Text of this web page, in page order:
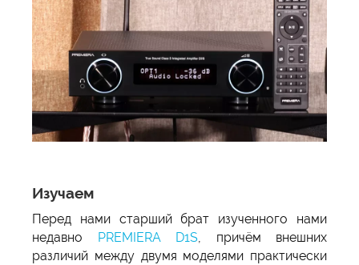
Изучаем
Перед нами старший брат изученного нами
недавно
PREMIERA D1S, причём внешних
различий между двумя моделями практически